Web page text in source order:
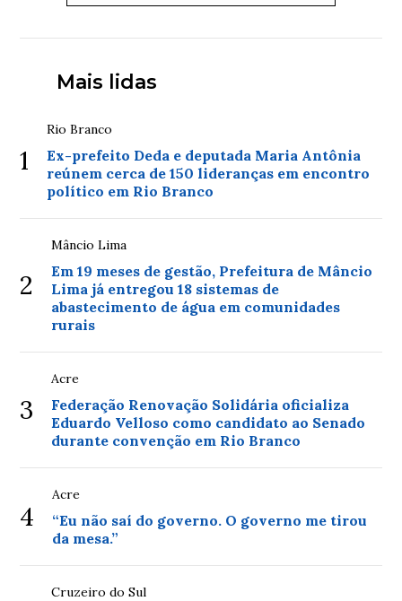
Mais lidas
1
Rio Branco
Ex-prefeito Deda e deputada Maria Antônia
reúnem cerca de 150 lideranças em encontro
político em Rio Branco
2
Mâncio Lima
Em 19 meses de gestão, Prefeitura de Mâncio
Lima já entregou 18 sistemas de
abastecimento de água em comunidades
rurais
3
Acre
Federação Renovação Solidária oficializa
Eduardo Velloso como candidato ao Senado
durante convenção em Rio Branco
4
Acre
“Eu não saí do governo. O governo me tirou
da mesa.”
Cruzeiro do Sul